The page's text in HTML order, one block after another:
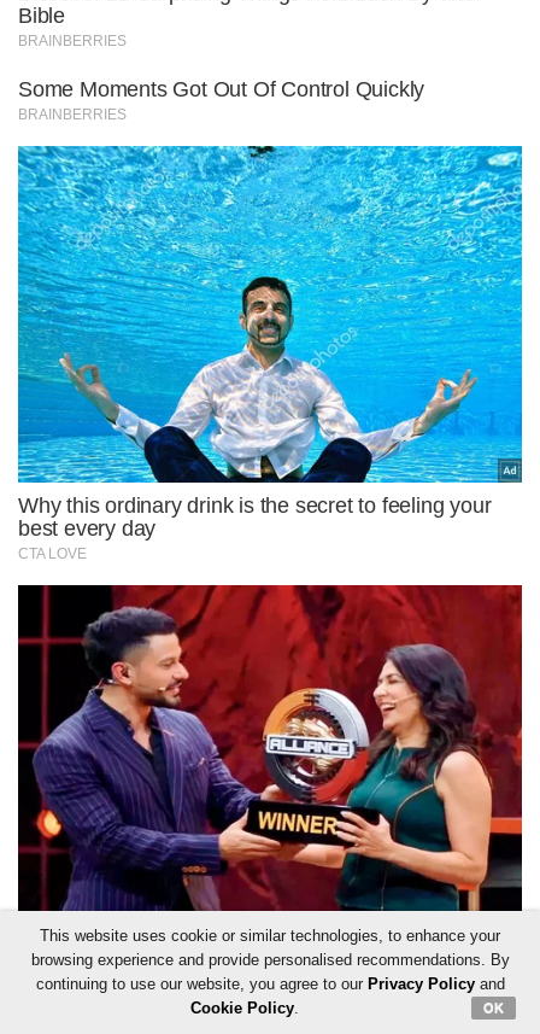
This website uses cookie or similar technologies, to enhance your
browsing experience and provide personalised recommendations. By
continuing to use our website, you agree to our Privacy Policyand
Cookie Policy. OK